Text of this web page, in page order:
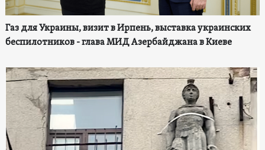
Газ для Украины, визит в Ирпень, выставка украинских
беспилотников - глава МИД Азербайджана в Киеве